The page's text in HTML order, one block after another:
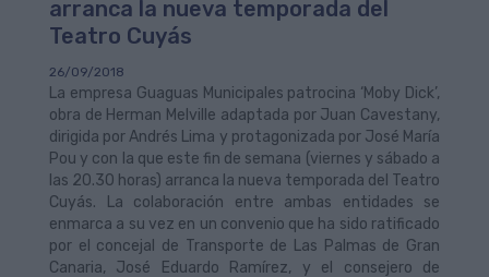
arranca la nueva temporada del
Teatro Cuyás
26/09/2018
La empresa Guaguas Municipales patrocina ‘Moby Dick’,
obra de Herman Melville adaptada por Juan Cavestany,
dirigida por Andrés Lima y protagonizada por José María
Pou y con la que este fin de semana (viernes y sábado a
las 20.30 horas) arranca la nueva temporada del Teatro
Cuyás. La colaboración entre ambas entidades se
enmarca a su vez en un convenio que ha sido ratificado
por el concejal de Transporte de Las Palmas de Gran
Canaria, José Eduardo Ramírez, y el consejero de